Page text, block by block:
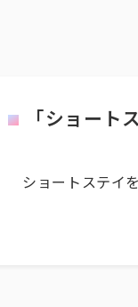
「ショート
ショートステイ